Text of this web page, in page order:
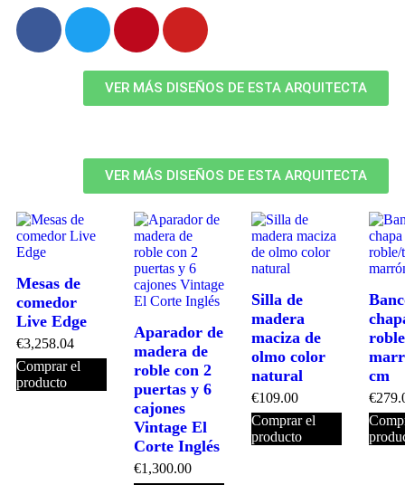
VER MÁS DISEÑOS DE ESTA ARQUITECTA
VER MÁS DISEÑOS DE ESTA ARQUITECTA
Mesas de
comedor
Live Edge
€3,258.04
Comprar el
producto
Aparador de
madera de
roble con 2
puertas y 6
cajones
Vintage El
Corte Inglés
€1,300.00
Silla de
madera
maciza de
olmo color
natural
€109.00
Comprar el
producto
cm
€